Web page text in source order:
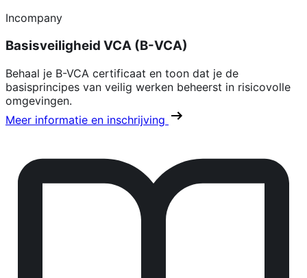
Incompany
Basisveiligheid VCA (B-VCA)
Behaal je B-VCA certificaat en toon dat je de
basisprincipes van veilig werken beheerst in risicovolle
omgevingen.
Meer informatie en inschrijving